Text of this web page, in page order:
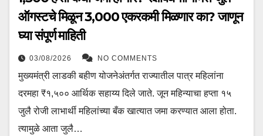
ऑगस्टचे मिळून ₹3,000 एकरकमी मिळणार का? जाणून
घ्या संपूर्ण माहिती
03/08/2026 NO COMMENTS
मुख्यमंत्री लाडकी बहीण योजनेअंतर्गत राज्यातील पात्र महिलांना
दरमहा ₹१,५०० आर्थिक सहाय्य दिले जाते. जून महिन्याचा हप्ता १५
जुलै रोजी लाभार्थी महिलांच्या बँक खात्यात जमा करण्यात आला होता.
त्यामुळे आता जुलै…